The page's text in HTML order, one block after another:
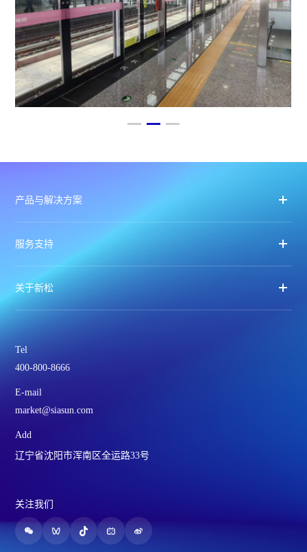
产品与解决方案
服务支持
关于新松
Tel
400-800-8666
E-mail
market@siasun.com
Add
辽宁省沈阳市浑南区全运路33号
关注我们